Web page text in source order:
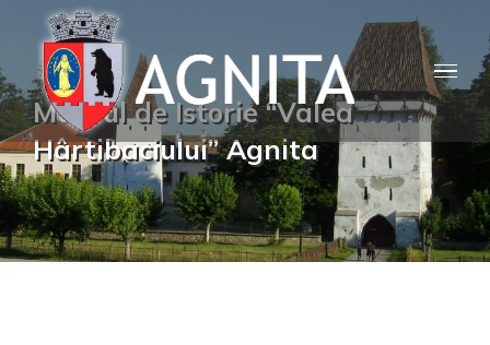
content
Muzeul de Istorie “Valea
Hârtibaciului” Agnita